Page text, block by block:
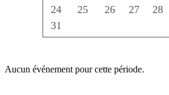
24
25 26 27 28
31
Aucun événement pour cette période.